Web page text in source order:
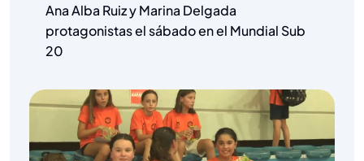
Ana Alba Ruiz y Marina Delgada
protagonistas el sábado en el Mundial Sub
20